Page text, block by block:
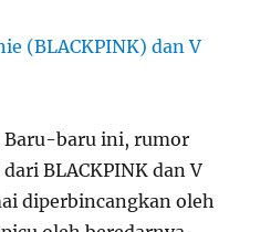
Baru-baru ini, rumor
BLACKPINK dan V
diperbincangkan oleh